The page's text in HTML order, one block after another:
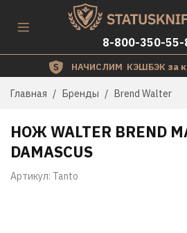
8-800-350-55-
НАЧИСЛИМ КЭШБЭК за
Главная Бренды Brend Walter
Артикул: Tanto
НОЖ WALTER BREND
DAMASCUS